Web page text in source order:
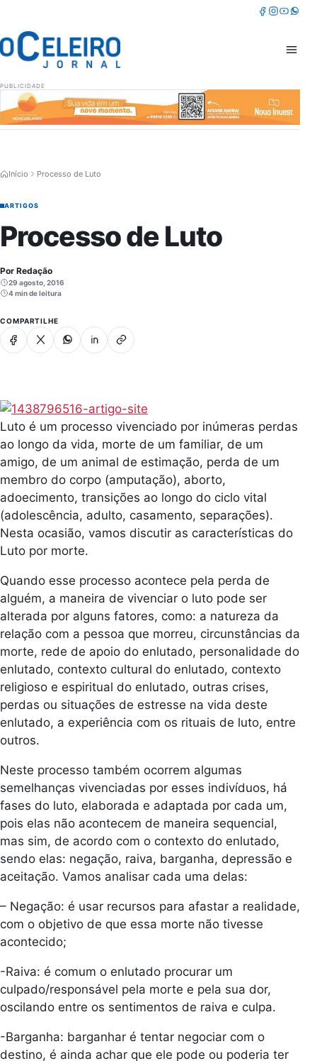
Facebook
Instagram
Youtube
PUBLICIDADE
Abrir
Início Processo de Luto
ARTIGOS
Processo de Luto
Por Redação
29 agosto, 2016
4 min de leitura
COMPARTILHE
Facebook
X WhatsappLinkedinCopiar link
Luto é um processo vivenciado por inúmeras perdas
ao longo da vida, morte de um familiar, de um
amigo, de um animal de estimação, perda de um
membro do corpo (amputação), aborto,
adoecimento, transições ao longo do ciclo vital
(adolescência, adulto, casamento, separações).
Nesta ocasião, vamos discutir as características do
Luto por morte.
Quando esse processo acontece pela perda de
alguém, a maneira de vivenciar o luto pode ser
alterada por alguns fatores, como: a natureza da
relação com a pessoa que morreu, circunstâncias da
morte, rede de apoio do enlutado, personalidade do
enlutado, contexto cultural do enlutado, contexto
religioso e espiritual do enlutado, outras crises,
perdas ou situações de estresse na vida deste
enlutado, a experiência com os rituais de luto, entre
outros.
Neste processo também ocorrem algumas
semelhanças vivenciadas por esses indivíduos, há
fases do luto, elaborada e adaptada por cada um,
pois elas não acontecem de maneira sequencial,
mas sim, de acordo com o contexto do enlutado,
sendo elas: negação, raiva, barganha, depressão e
aceitação. Vamos analisar cada uma delas:
– Negação: é usar recursos para afastar a realidade,
com o objetivo de que essa morte não tivesse
acontecido;
-Raiva: é comum o enlutado procurar um
culpado/responsável pela morte e pela sua dor,
oscilando entre os sentimentos de raiva e culpa.
-Barganha: barganhar é tentar negociar com o
destino, é ainda achar que ele pode ou poderia ter